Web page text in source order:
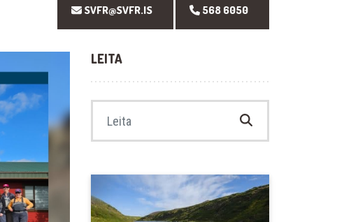
SVFR@SVFR.IS 568 6050
LEITA